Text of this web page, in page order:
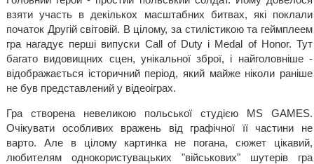
взяти участь в декількох масштабних битвах, які поклали
початок Другій світовій. В цілому, за стилістикою та геймплеем
гра нагадує перші випуски Call of Duty і Medal of Honor. Тут
багато видовищних сцен, унікальної зброї, і найголовніше -
відображається історичний період, який майже ніколи раніше
не був представлений у відеоіграх.
Гра створена невеликою польської студією MS GAMES.
Очікувати особливих вражень від графічної її частини не
варто. Але в цілому картинка не погана, сюжет цікавий,
любителям однокористувацьких "військових" шутерів гра